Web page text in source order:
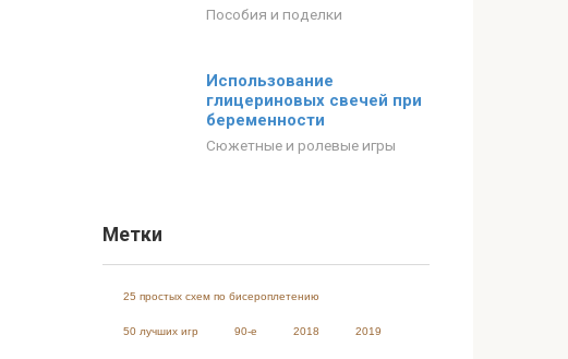
Пособия и поделки
Использование
глицериновых свечей при
беременности
Сюжетные и ролевые игры
Метки
25 простых схем по бисероплетению
50 лучших игр 90-е 2018 2019